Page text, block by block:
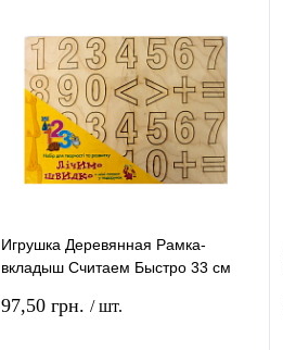
наличии
Игрушка Деревянная Рамка-
вкладыш Считаем Быстро 33 см
97,50 грн. / шт.